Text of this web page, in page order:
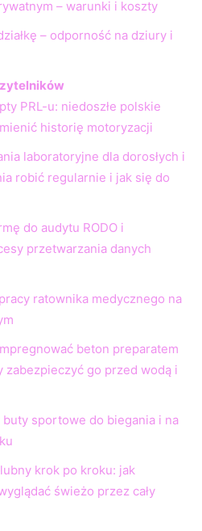
– warunki i koszty
– odporność na dziury i
PRL-u: niedoszłe polskie
historię motoryzacji
laboratoryjne dla dorosłych i
robić regularnie i jak się do
do audytu RODO i
przetwarzania danych
ratownika medycznego na
beton preparatem
zabezpieczyć go przed wodą i
sportowe do biegania i na
krok po kroku: jak
świeżo przez cały